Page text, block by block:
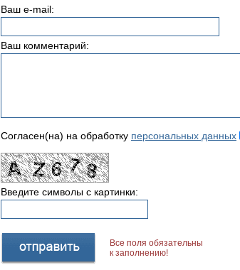
Ваш e-mail:
Ваш комментарий:
Согласен(на) на обработку персональных данных
Введите символы с картинки:
Все поля обязательны
к заполнению!